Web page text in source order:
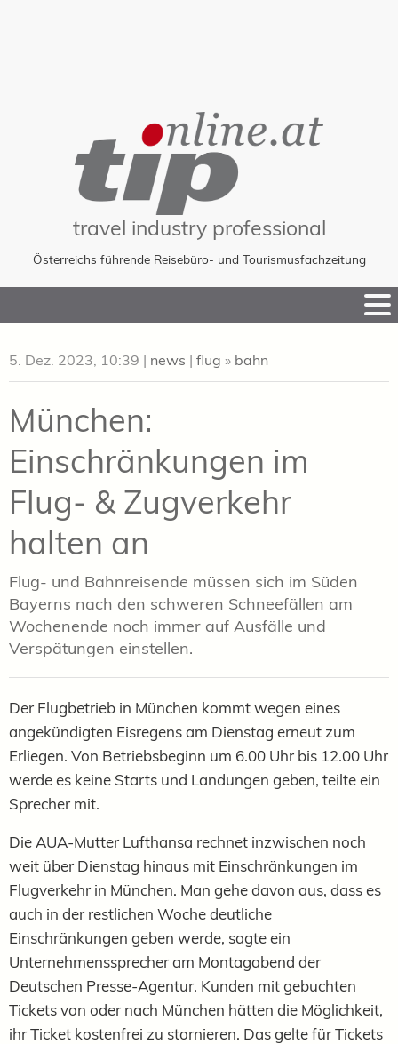
travel industry professional
Österreichs führende Reisebüro- und Tourismusfachzeitung
to
5. Dez. 2023, 10:39 | news | flug » bahn
München:
Einschränkungen im
Flug- & Zugverkehr
halten an
Flug- und Bahnreisende müssen sich im Süden
Bayerns nach den schweren Schneefällen am
Wochenende noch immer auf Ausfälle und
Verspätungen einstellen.
Der Flugbetrieb in München kommt wegen eines
angekündigten Eisregens am Dienstag erneut zum
Erliegen. Von Betriebsbeginn um 6.00 Uhr bis 12.00 Uhr
werde es keine Starts und Landungen geben, teilte ein
Sprecher mit.
Die AUA-Mutter Lufthansa rechnet inzwischen noch
weit über Dienstag hinaus mit Einschränkungen im
Flugverkehr in München. Man gehe davon aus, dass es
auch in der restlichen Woche deutliche
Einschränkungen geben werde, sagte ein
Unternehmenssprecher am Montagabend der
Deutschen Presse-Agentur. Kunden mit gebuchten
Tickets von oder nach München hätten die Möglichkeit,
ihr Ticket kostenfrei zu stornieren. Das gelte für Tickets